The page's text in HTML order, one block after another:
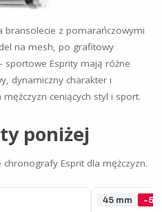
z pomarańczowymi
na mesh, po grafitowy
Esprity mają różne
dynamiczny charakter i
ceniących styl i sport.
poniżej
Esprit dla mężczyzn.
45 mm -